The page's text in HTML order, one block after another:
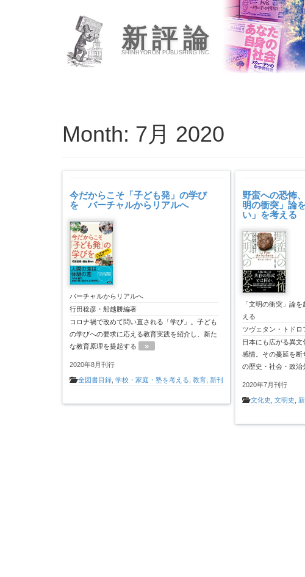
新評論
SHINHYORON PUBLISHING INC.
Month: 7月 2020
今だからこそ「子ども発」の学び
を バーチャルからリアルへ
バーチャルからリアルへ
行田稔彦・船越勝編著
コロナ禍で改めて問い直される「学び」。子ども
の学びへの要求に応える教育実践を紹介し、新た
な教育原理を提起する
»
2020年8月刊行
全図書目録, 学校・家庭・塾を考える, 教育, 新刊
野蛮への恐怖
明の衝突」論
い」を考える
「文明の衝突」論
える
ツヴェタン・トド
日本にも広がる異
感情。その蔓延を断
の歴史・社会・政治
2020年7月刊行
文化史 文明史